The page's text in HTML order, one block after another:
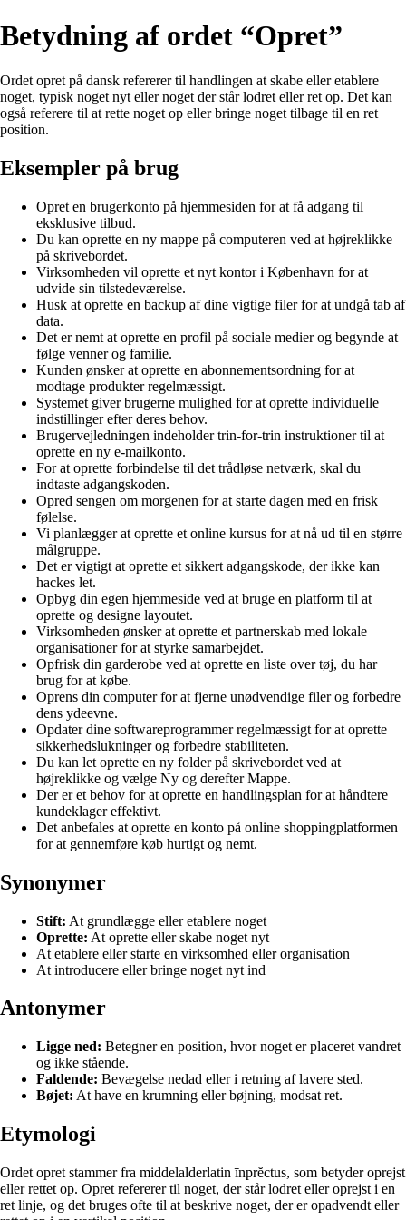
Betydning af ordet “Opret”
Ordet opret på dansk refererer til handlingen at skabe eller etablere
noget, typisk noget nyt eller noget der står lodret eller ret op. Det kan
også referere til at rette noget op eller bringe noget tilbage til en ret
position.
Eksempler på brug
Opret en brugerkonto på hjemmesiden for at få adgang til
eksklusive tilbud.
Du kan oprette en ny mappe på computeren ved at højreklikke
på skrivebordet.
Virksomheden vil oprette et nyt kontor i København for at
udvide sin tilstedeværelse.
Husk at oprette en backup af dine vigtige filer for at undgå tab af
data.
Det er nemt at oprette en profil på sociale medier og begynde at
følge venner og familie.
Kunden ønsker at oprette en abonnementsordning for at
modtage produkter regelmæssigt.
Systemet giver brugerne mulighed for at oprette individuelle
indstillinger efter deres behov.
Brugervejledningen indeholder trin-for-trin instruktioner til at
oprette en ny e-mailkonto.
For at oprette forbindelse til det trådløse netværk, skal du
indtaste adgangskoden.
Opred sengen om morgenen for at starte dagen med en frisk
følelse.
Vi planlægger at oprette et online kursus for at nå ud til en større
målgruppe.
Det er vigtigt at oprette et sikkert adgangskode, der ikke kan
hackes let.
Opbyg din egen hjemmeside ved at bruge en platform til at
oprette og designe layoutet.
Virksomheden ønsker at oprette et partnerskab med lokale
organisationer for at styrke samarbejdet.
Opfrisk din garderobe ved at oprette en liste over tøj, du har
brug for at købe.
Oprens din computer for at fjerne unødvendige filer og forbedre
dens ydeevne.
Opdater dine softwareprogrammer regelmæssigt for at oprette
sikkerhedslukninger og forbedre stabiliteten.
Du kan let oprette en ny folder på skrivebordet ved at
højreklikke og vælge Ny og derefter Mappe.
Der er et behov for at oprette en handlingsplan for at håndtere
kundeklager effektivt.
Det anbefales at oprette en konto på online shoppingplatformen
for at gennemføre køb hurtigt og nemt.
Synonymer
Stift: At grundlægge eller etablere noget
Oprette: At oprette eller skabe noget nyt
At etablere eller starte en virksomhed eller organisation
At introducere eller bringe noget nyt ind
Antonymer
Ligge ned: Betegner en position, hvor noget er placeret vandret
og ikke stående.
Faldende: Bevægelse nedad eller i retning af lavere sted.
Bøjet: At have en krumning eller bøjning, modsat ret.
Etymologi
Ordet opret stammer fra middelalderlatin īnprĕctus, som betyder oprejst
eller rettet op. Opret refererer til noget, der står lodret eller oprejst i en
ret linje, og det bruges ofte til at beskrive noget, der er opadvendt eller